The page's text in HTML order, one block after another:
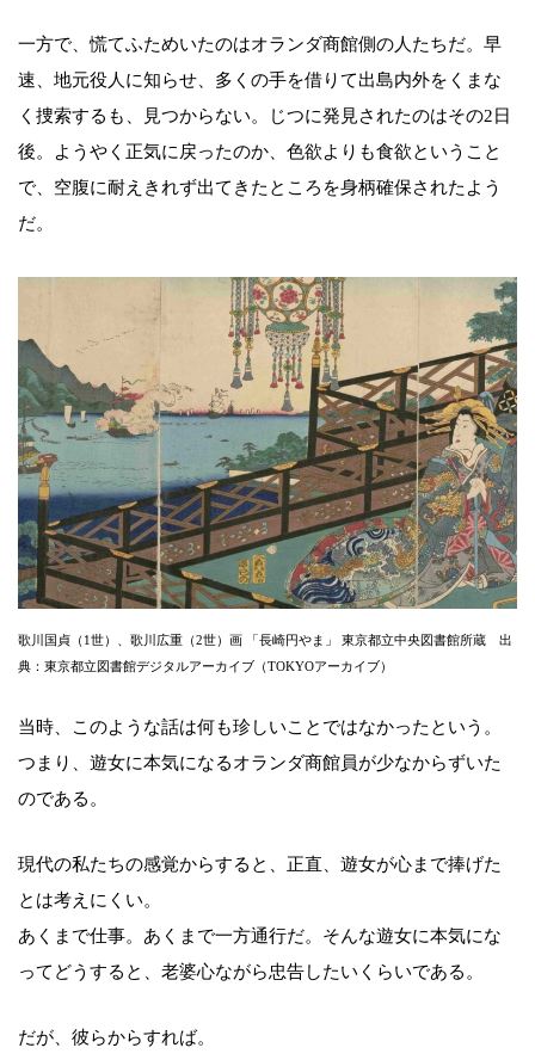
一方で、慌てふためいたのはオランダ商館側の人たちだ。早
速、地元役人に知らせ、多くの手を借りて出島内外をくまな
く捜索するも、見つからない。じつに発見されたのはその2日
後。ようやく正気に戻ったのか、色欲よりも食欲ということ
で、空腹に耐えきれず出てきたところを身柄確保されたよう
だ。
歌川国貞（1世）、歌川広重（2世）画 「長崎円やま」 東京都立中央図書館所蔵 出
典：東京都立図書館デジタルアーカイブ（TOKYOアーカイブ）
当時、このような話は何も珍しいことではなかったという。
つまり、遊女に本気になるオランダ商館員が少なからずいた
のである。
現代の私たちの感覚からすると、正直、遊女が心まで捧げた
とは考えにくい。
あくまで仕事。あくまで一方通行だ。そんな遊女に本気にな
ってどうすると、老婆心ながら忠告したいくらいである。
だが、彼らからすれば。